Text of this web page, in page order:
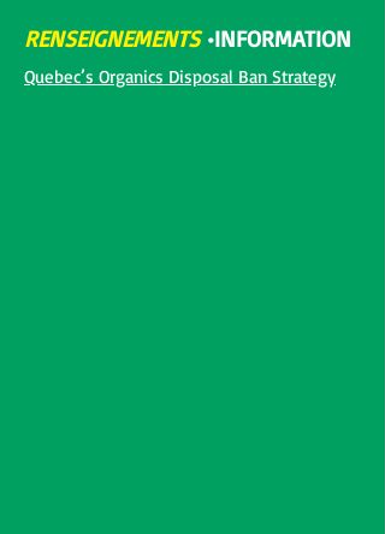
RENSEIGNEMENTS•INFORMATION
Quebec’s Organics Disposal Ban Strategy